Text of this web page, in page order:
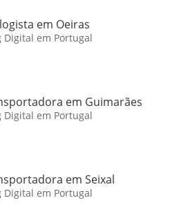
em Oeiras
em Portugal
em Guimarães
em Portugal
em Seixal
em Portugal